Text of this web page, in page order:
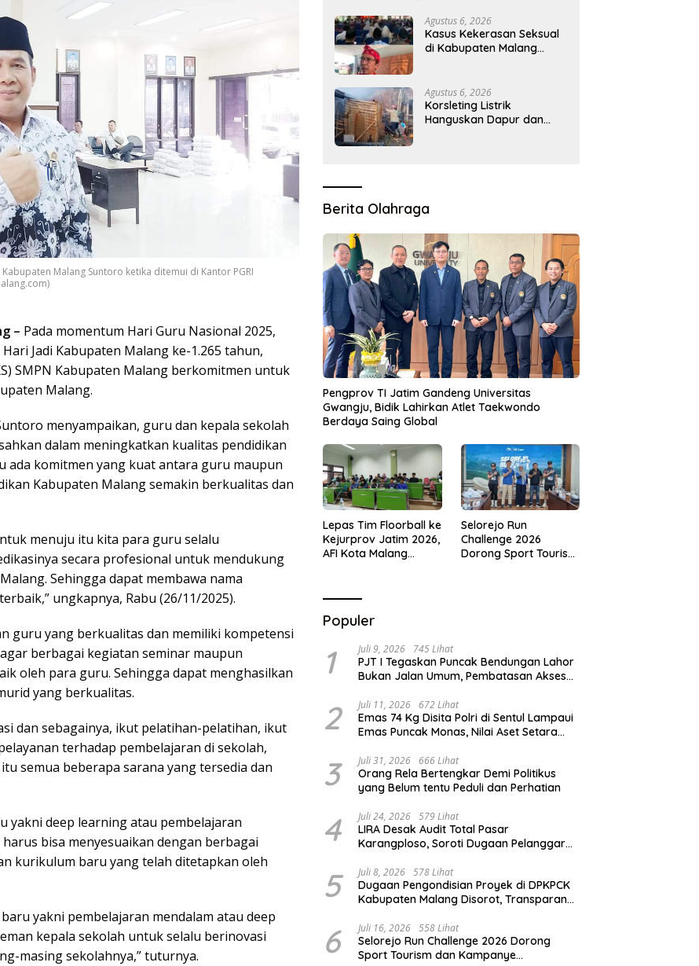
Kabupaten Malang Suntoro ketika ditemui di Kantor PGRI
– Pada momentum Hari Guru Nasional 2025,
Jadi Kabupaten Malang ke-1.265 tahun,
SMPN Kabupaten Malang berkomitmen untuk
Malang.
menyampaikan, guru dan kepala sekolah
dalam meningkatkan kualitas pendidikan
ada komitmen yang kuat antara guru maupun
Kabupaten Malang semakin berkualitas dan
menuju itu kita para guru selalu
secara profesional untuk mendukung
Sehingga dapat membawa nama
ungkapnya, Rabu (26/11/2025).
guru yang berkualitas dan memiliki kompetensi
berbagai kegiatan seminar maupun
oleh para guru. Sehingga dapat menghasilkan
yang berkualitas.
dan sebagainya, ikut pelatihan-pelatihan, ikut
terhadap pembelajaran di sekolah,
semua beberapa sarana yang tersedia dan
deep learning atau pembelajaran
bisa menyesuaikan dengan berbagai
kurikulum baru yang telah ditetapkan oleh
yakni pembelajaran mendalam atau deep
kepala sekolah untuk selalu berinovasi
masing sekolahnya,” tuturnya.
Agustus 6, 2026
Kasus Kekerasan Seksual
di Kabupaten Malang
Agustus 6, 2026
Korsleting Listrik
Hanguskan Dapur dan
Berita Olahraga
Pengprov TI Jatim Gandeng Universitas
Gwangju, Bidik Lahirkan Atlet Taekwondo
Berdaya Saing Global
Lepas Tim Floorball ke
Kejurprov Jatim 2026,
AFI Kota Malang
Selorejo Run
Challenge 2026
Dorong Sport Tourism
Populer
1 Juli 9, 2026 745 Lihat
PJT I Tegaskan Puncak Bendungan Lahor
Bukan Jalan Umum, Pembatasan Akses
2 Juli 11, 2026 672 Lihat
Emas 74 Kg Disita Polri di Sentul Lampaui
Emas Puncak Monas, Nilai Aset Setara
3 Juli 31, 2026 666 Lihat
Orang Rela Bertengkar Demi Politikus
yang Belum tentu Peduli dan Perhatian
4 Juli 24, 2026 579 Lihat
LIRA Desak Audit Total Pasar
Karangploso, Soroti Dugaan Pelanggaran
5 Juli 8, 2026 578 Lihat
Dugaan Pengondisian Proyek di DPKPCK
Kabupaten Malang Disorot, Transparansi
6 Juli 16, 2026 558 Lihat
Selorejo Run Challenge 2026 Dorong
Sport Tourism dan Kampanye